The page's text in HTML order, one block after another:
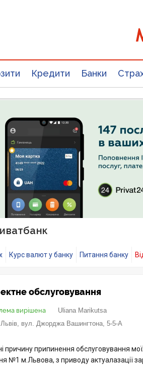
Кредити Банки
Курс валют у банку Питання банку
обслуговування
вирішена
Uliana Marikutsa
Львів, вул. Джорджа Вашингтона, 5-5-А
причину припинення обслуговування
№1 м.Львова, з приводу актуалазації